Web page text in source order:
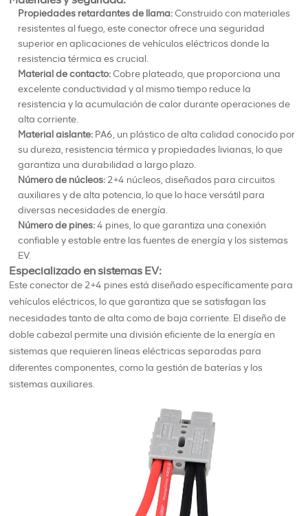
Propiedades retardantes de llama: Construido con materiales
resistentes al fuego, este conector ofrece una seguridad
superior en aplicaciones de vehículos eléctricos donde la
resistencia térmica es crucial.
Material de contacto: Cobre plateado, que proporciona una
excelente conductividad y al mismo tiempo reduce la
resistencia y la acumulación de calor durante operaciones de
alta corriente.
Material aislante: PA6, un plástico de alta calidad conocido por
su dureza, resistencia térmica y propiedades livianas, lo que
garantiza una durabilidad a largo plazo.
Número de núcleos: 2+4 núcleos, diseñados para circuitos
auxiliares y de alta potencia, lo que lo hace versátil para
diversas necesidades de energía.
Número de pines:4 pines, lo que garantiza una conexión
confiable y estable entre las fuentes de energía y los sistemas
EV.
Especializado en sistemas EV:
Este conector de 2+4 pines está diseñado específicamente para
vehículos eléctricos, lo que garantiza que se satisfagan las
necesidades tanto de alta como de baja corriente. El diseño de
doble cabezal permite una división eficiente de la energía en
sistemas que requieren líneas eléctricas separadas para
diferentes componentes, como la gestión de baterías y los
sistemas auxiliares.